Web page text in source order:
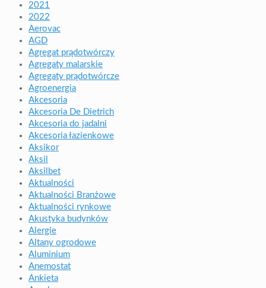
2021
2022
Aerovac
AGD
Agregat prądotwórczy
Agregaty malarskie
Agregaty prądotwórcze
Agroenergia
Akcesoria
Akcesoria De Dietrich
Akcesoria do jadalni
Akcesoria łazienkowe
Aksikor
Aksil
Aksilbet
Aktualności
Aktualności Branżowe
Aktualności rynkowe
Akustyka budynków
Alergie
Altany ogrodowe
Aluminium
Anemostat
Ankieta